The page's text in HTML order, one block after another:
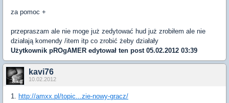
za pomoc +
przepraszam ale nie moge już zedytować hud już zrobiłem ale nie
działają komendy /item itp co zrobić żeby działały
Użytkownik pROgAMER edytował ten post 05.02.2012 03:39
kavi76
10.02.2012
1. http://amxx.pl/topic...zie-nowy-gracz/